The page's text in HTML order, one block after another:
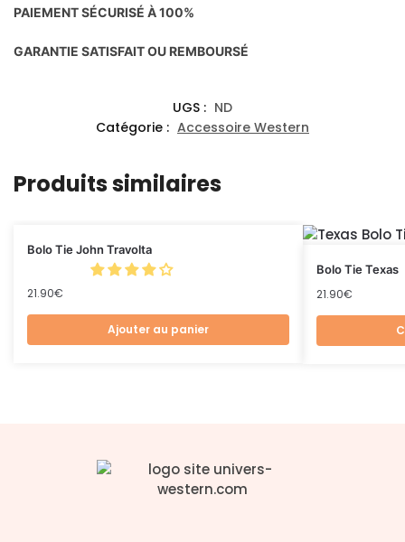
PAIEMENT SÉCURISÉ À 100%
GARANTIE SATISFAIT OU REMBOURSÉ
UGS : ND
Catégorie : Accessoire Western
Produits similaires
Bolo Tie John Travolta
21.90€
Ajouter au panier
Bolo Tie Texas
21.90€